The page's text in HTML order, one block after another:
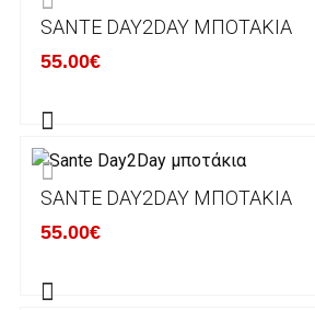
Τα προϊόντα που παραγγέλνει ο
του ηλεκτρονικού
Χρόνος Διεκπεραίωσης
SANTE DAY2DAY ΜΠΟΤΆΚΙΑ
55.00€
SANTE DAY2DAY ΜΠΟΤΆΚΙΑ
55.00€